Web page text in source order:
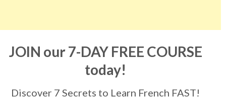
JOIN our 7-DAY FREE COURSE
today!
Discover 7 Secrets to Learn French FAST!